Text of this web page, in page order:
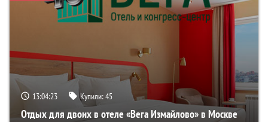
13:04:23 Купили:45
Отдых для двоих в отеле «Вега Измайлово» в Москве